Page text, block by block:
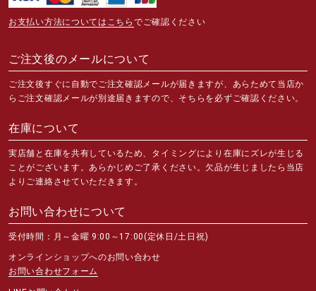
お支払い方法についてはこちら でご確認ください
ご注文後のメールについて
ご注文後すぐに自動でご注文確認メールが届きますが、あらためて当店か
らご注文確認メールが別途届きますので、そちらを必ずご確認ください。
在庫について
実店舗と在庫を共有しているため、タイミングにより在庫にズレが生じる
ことがございます。あらかじめご了承ください。欠品が生じましたら当店
よりご連絡させていただきます。
お問い合わせについて
受付時間：月～金曜 9:00～17:00(定休日/土日祝)
オンラインショップへのお問い合わせ
お問い合わせフォーム